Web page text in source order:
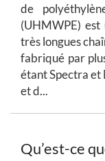
de
(UHMWPE)
très longues
fabriqué par
étant Spectra et
et d...